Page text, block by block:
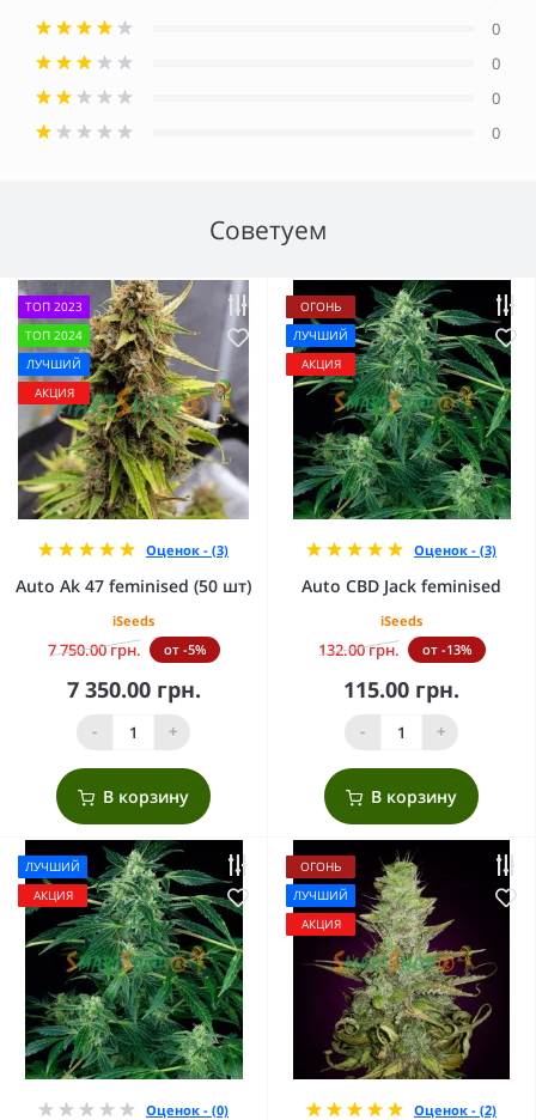
0
0
0
0
Советуем
ТОП 2023
ТОП 2024
ЛУЧШИЙ
АКЦИЯ
Оценок - (3)
Auto Ak 47 feminised (50 шт)
iSeeds
7 750.00 грн. от -5%
7 350.00 грн.
- +
В корзину
ОГОНЬ
ЛУЧШИЙ
АКЦИЯ
Оценок - (3)
Auto CBD Jack feminised
iSeeds
132.00 грн. от -13%
115.00 грн.
- +
В корзину
ЛУЧШИЙ
АКЦИЯ
Оценок - (0)
ОГОНЬ
ЛУЧШИЙ
АКЦИЯ
Оценок - (2)